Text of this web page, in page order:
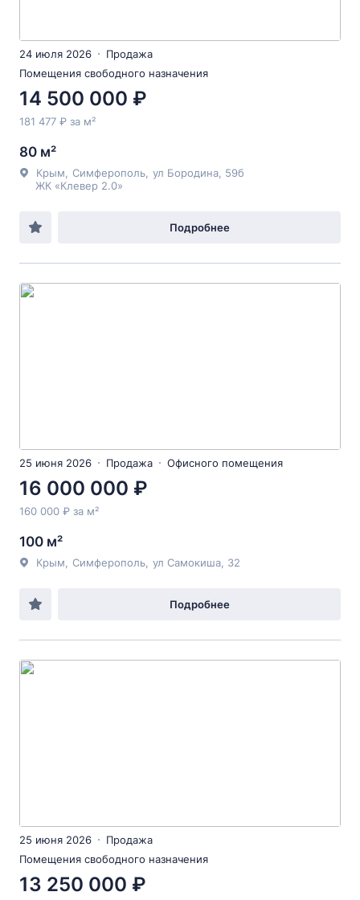
24 июля 2026
Продажа
Помещения свободного назначения
14 500 000 ₽
181 477 ₽ за м²
80 м²
Крым Симферополь ул Бородина , 59б
ЖК «Клевер 2.0»
Подробнее
25 июня 2026 Продажа Офисного помещения
16 000 000 ₽
160 000 ₽ за м²
100 м²
Крым Симферополь ул Самокиша , 32
Подробнее
25 июня 2026
Продажа
Помещения свободного назначения
13 250 000 ₽